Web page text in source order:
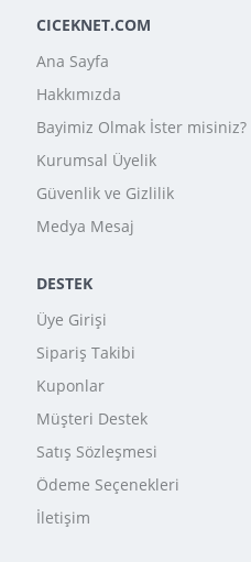
CICEKNET.COM
Ana Sayfa
Hakkımızda
Bayimiz Olmak İster misiniz?
Kurumsal Üyelik
Güvenlik ve Gizlilik
Medya Mesaj
DESTEK
Üye Girişi
Sipariş Takibi
Kuponlar
Müşteri Destek
Satış Sözleşmesi
Ödeme Seçenekleri
İletişim